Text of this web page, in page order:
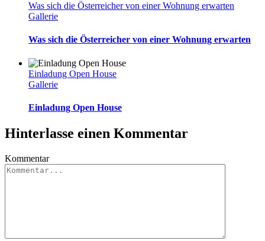
Was sich die Österreicher von einer Wohnung erwarten
Gallerie
Was sich die Österreicher von einer Wohnung erwarten
Einladung Open House
Gallerie
Einladung Open House
Hinterlasse einen Kommentar
Kommentar